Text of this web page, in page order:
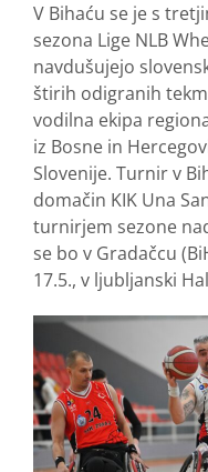
V Bihaću se je s
sezona Lige NLB
navdušujejo
štirih odigranih
vodilna ekipa
iz Bosne in
Slovenije. Turnir v
domačin KIK Una
turnirjem sezone
se bo v Gradačcu
17.5., v ljubljanski